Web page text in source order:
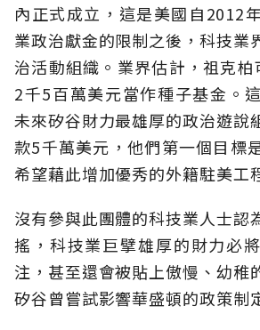
內正式成立，這是美國自2012
業政治獻金的限制之後，科技業
治活動組織。業界估計，祖克
2千5百萬美元當作種子基金。
未來矽谷財力最雄厚的政治遊說
款5千萬美元，他們第一個目標
希望藉此增加優秀的外籍駐美工
沒有參與此團體的科技業人士認
搖，科技業巨擘雄厚的財力必
注，甚至還會被貼上傲慢、幼稚
矽谷曾嘗試影響華盛頓的政策制